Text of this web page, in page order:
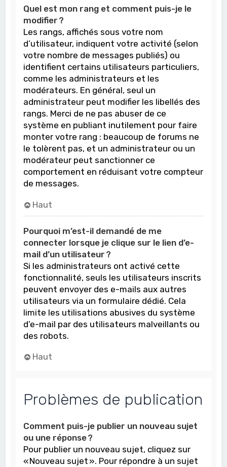
Quel est mon rang et comment puis-je le
modifier ?
Les rangs, affichés sous votre nom
d’utilisateur, indiquent votre activité (selon
votre nombre de messages publiés) ou
identifient certains utilisateurs particuliers,
comme les administrateurs et les
modérateurs. En général, seul un
administrateur peut modifier les libellés des
rangs. Merci de ne pas abuser de ce
système en publiant inutilement pour faire
monter votre rang : beaucoup de forums ne
le tolèrent pas, et un administrateur ou un
modérateur peut sanctionner ce
comportement en réduisant votre compteur
de messages.
Haut
Pourquoi m’est-il demandé de me
connecter lorsque je clique sur le lien d’e-
mail d’un utilisateur ?
Si les administrateurs ont activé cette
fonctionnalité, seuls les utilisateurs inscrits
peuvent envoyer des e-mails aux autres
utilisateurs via un formulaire dédié. Cela
limite les utilisations abusives du système
d’e-mail par des utilisateurs malveillants ou
des robots.
Haut
Problèmes de publication
Comment puis-je publier un nouveau sujet
ou une réponse ?
Pour publier un nouveau sujet, cliquez sur
« Nouveau sujet ». Pour répondre à un sujet